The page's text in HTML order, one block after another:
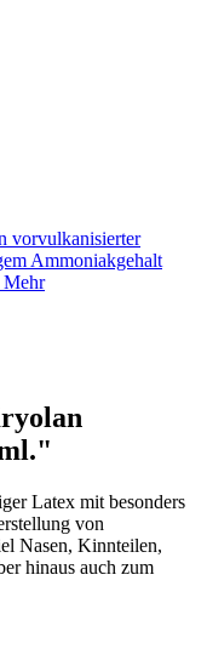
vorvulkanisierter
Ammoniakgehalt
Mehr
Latex mit besonders
von
Nasen, Kinnteilen,
hinaus auch zum